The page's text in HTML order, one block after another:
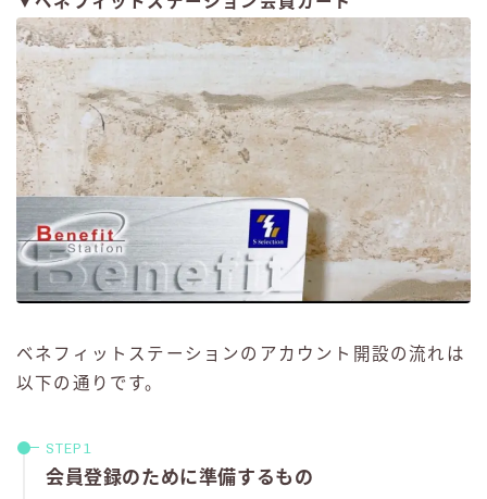
ベネフィットステーションのアカウント開設の流れは
以下の通りです。
会員登録のために準備するもの